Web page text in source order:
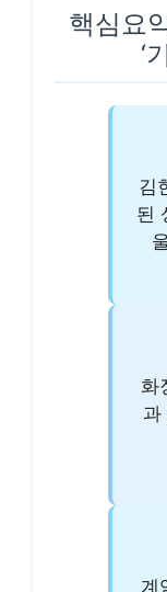
핵심요
‘
김
된
화
과
계